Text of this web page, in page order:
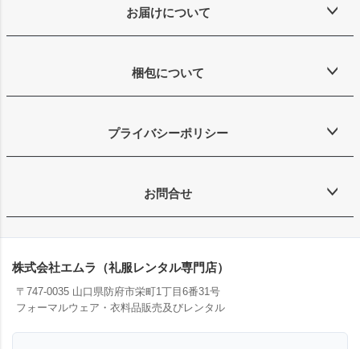
お届けについて
梱包について
プライバシーポリシー
お問合せ
株式会社エムラ（礼服レンタル専門店）
〒747-0035 山口県防府市栄町1丁目6番31号
フォーマルウェア・衣料品販売及びレンタル